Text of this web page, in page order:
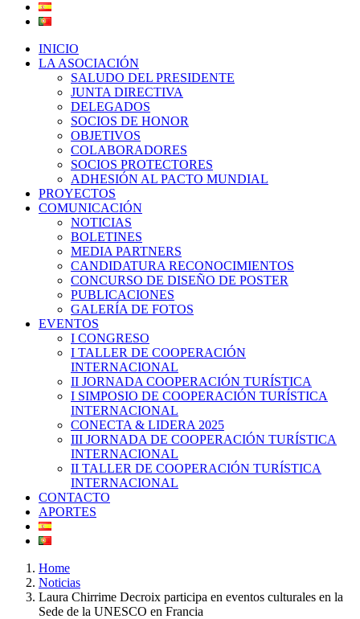
INICIO
LA ASOCIACIÓN
SALUDO DEL PRESIDENTE
JUNTA DIRECTIVA
DELEGADOS
SOCIOS DE HONOR
OBJETIVOS
COLABORADORES
SOCIOS PROTECTORES
ADHESIÓN AL PACTO MUNDIAL
PROYECTOS
COMUNICACIÓN
NOTICIAS
BOLETINES
MEDIA PARTNERS
CANDIDATURA RECONOCIMIENTOS
CONCURSO DE DISEÑO DE POSTER
PUBLICACIONES
GALERÍA DE FOTOS
EVENTOS
I CONGRESO
I TALLER DE COOPERACIÓN
INTERNACIONAL
II JORNADA COOPERACIÓN TURÍSTICA
I SIMPOSIO DE COOPERACIÓN TURÍSTICA
INTERNACIONAL
CONECTA & LIDERA 2025
III JORNADA DE COOPERACIÓN TURÍSTICA
INTERNACIONAL
II TALLER DE COOPERACIÓN TURÍSTICA
INTERNACIONAL
CONTACTO
APORTES
Home
Noticias
Laura Chirrime Decroix participa en eventos culturales en la
Sede de la UNESCO en Francia